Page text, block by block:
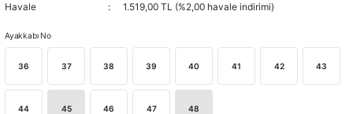
Havale
1.519,00 TL (%2,00 havale indirimi)
Ayakkabı No
36 37 38 39 40 41 42 43
44 45 46 47 48